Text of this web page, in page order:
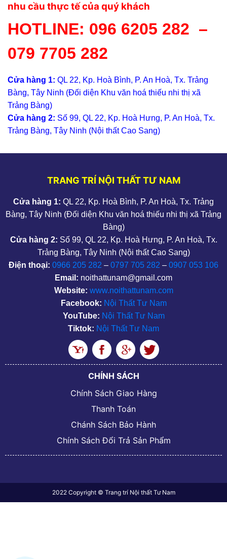
nhu cầu thực tế của quý khách
HOTLINE: 096 6205 282 –
079 7705 282
Cửa hàng 1: QL 22, Kp. Hoà Bình, P. An Hoà, Tx. Trảng
Bàng, Tây Ninh (Đối diện Khu văn hoá thiếu nhi thị xã
Trảng Bàng)
Cửa hàng 2: Số 99, QL 22, Kp. Hoà Hưng, P. An Hoà, Tx.
Trảng Bàng, Tây Ninh (Nội thất Cao Sang)
TRANG TRÍ NỘI THẤT TƯ NAM
Cửa hàng 1: QL 22, Kp. Hoà Bình, P. An Hoà, Tx. Trảng
Bàng, Tây Ninh (Đối diện Khu văn hoá thiếu nhi thị xã Trảng
Bàng)
Cửa hàng 2: Số 99, QL 22, Kp. Hoà Hưng, P. An Hoà, Tx.
Trảng Bàng, Tây Ninh (Nội thất Cao Sang)
Điện thoại: 0966 205 282 – 0797 705 282 – 0907 053 106
Email: noithattunam@gmail.com
Website: www.noithattunam.com
Facebook: Nội Thất Tư Nam
YouTube: Nội Thất Tư Nam
Tiktok: Nội Thất Tư Nam
CHÍNH SÁCH
Chính Sách Giao Hàng
Thanh Toán
Chánh Sách Bảo Hành
Chính Sách Đổi Trả Sản Phẩm
2022 Copyright © Trang trí Nội thất Tư Nam